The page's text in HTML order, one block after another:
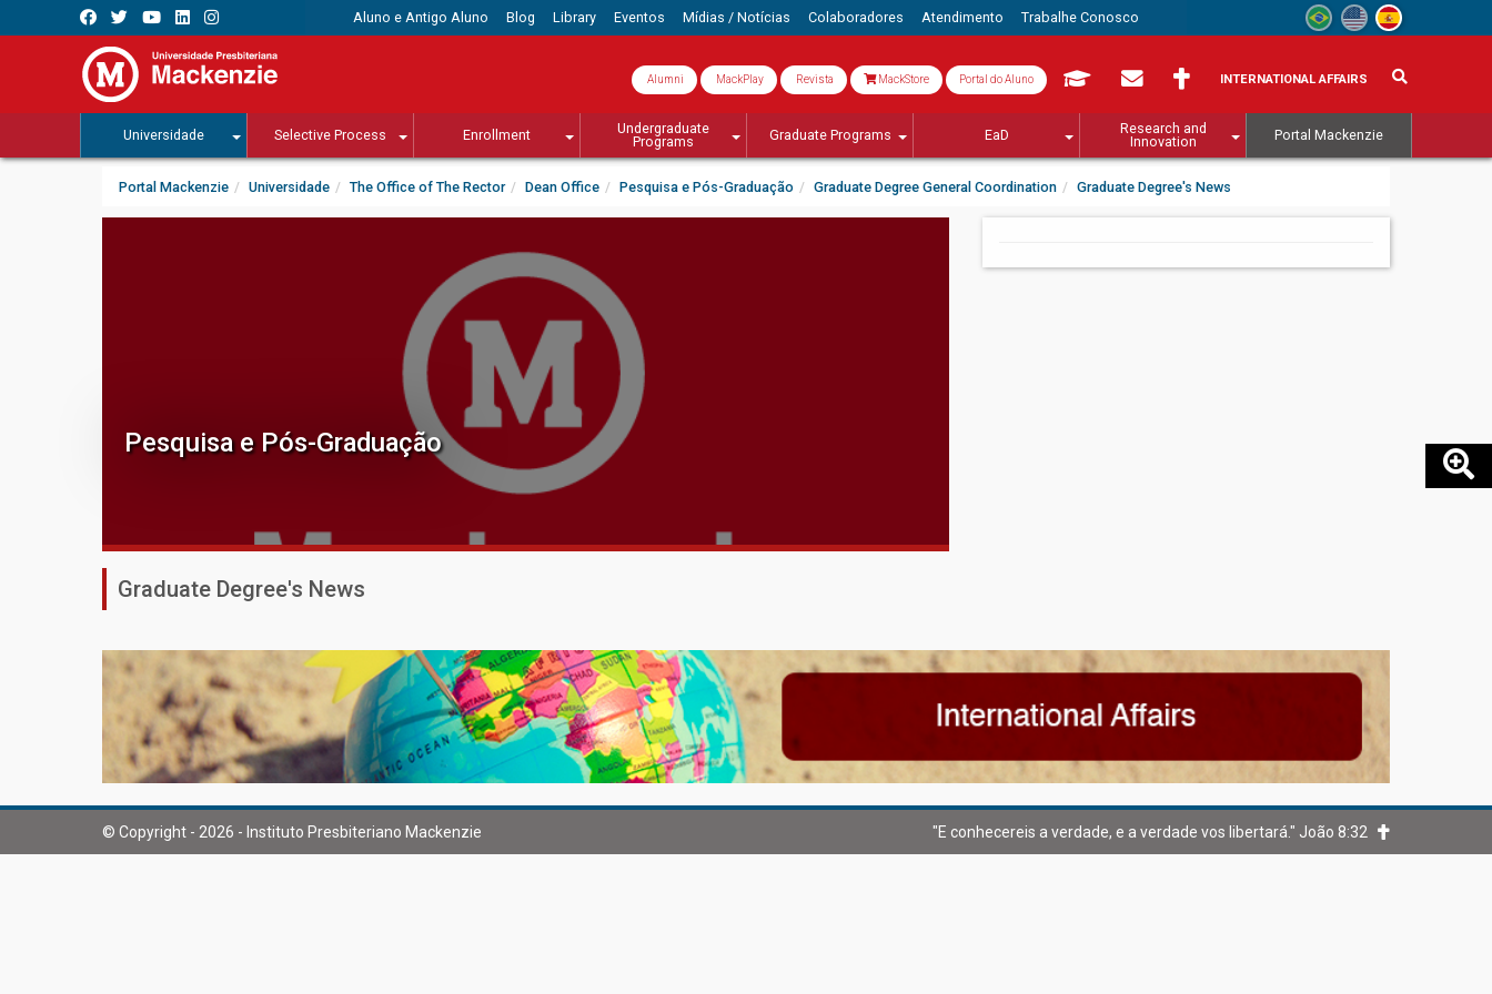
Aluno e Antigo Aluno Blog Library Eventos Mídias / Notícias Colaboradores Atendimento Trabalhe Conosco
Alumni MackPlay Revista MackStore Portal do Aluno INTERNATIONAL AFFAIRS
Universidade Selective Process Enrollment
Undergraduate
Programs
Graduate Programs EaD
Research and
Innovation
Portal Mackenzie
Portal Mackenzie Universidade The Office of The Rector Dean Office Pesquisa e Pós-Graduação Graduate Degree General Coordination Graduate Degree's News
Pesquisa e Pós-Graduação
Graduate Degree's News
© Copyright - 2026 - Instituto Presbiteriano Mackenzie "E conhecereis a verdade, e a verdade vos libertará." João 8:32